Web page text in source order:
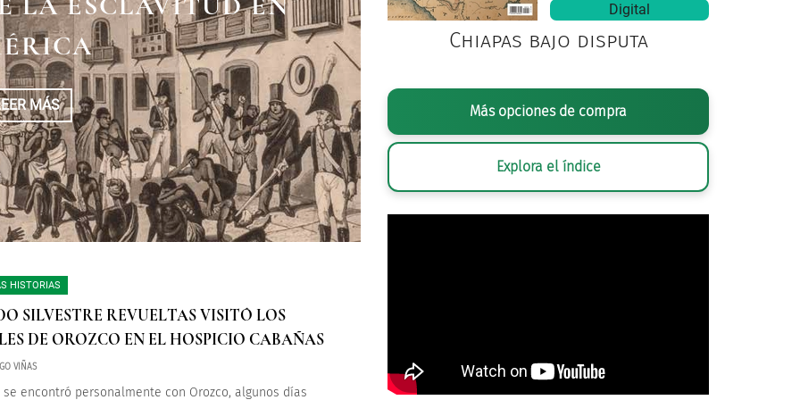
MÁS
ESPAÑA
MÁS
DEL TIEMPO
MÁS
HISTORIAS
SILVESTRE REVUELTAS VISITÓ LOS
DE OROZCO EN EL HOSPICIO CABAÑAS
VIÑAS
encontró personalmente con Orozco, algunos días
Digital
Chiapas bajo disputa
Más opciones de compra
Explora el índice